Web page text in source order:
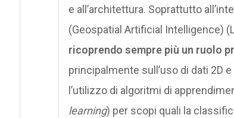
e all’architettura. Soprattutto
(Geospatial Artificial Intelligence)
ricoprendo sempre più un ruolo
principalmente sull’uso di dati 2D
l’utilizzo di algoritmi di
learning) per scopi quali la